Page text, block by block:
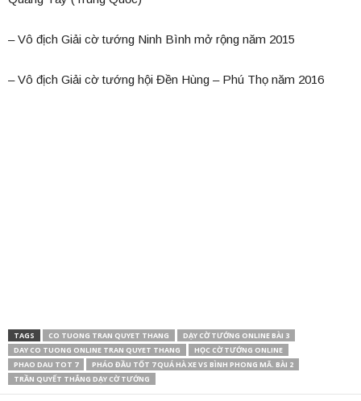
– Vô địch Giải cờ tướng Ninh Bình mở rộng năm 2015
– Vô địch Giải cờ tướng hội Đền Hùng – Phú Thọ năm 2016
TAGS CO TUONG TRAN QUYET THANG
DẠY CỜ TƯỚNG ONLINE BÀI 3
DAY CO TUONG ONLINE TRAN QUYET THANG
HỌC CỜ TƯỚNG ONLINE
PHAO DAU TOT 7
PHÁO ĐẦU TỐT 7 QUÁ HÀ XE VS BÌNH PHONG MÃ. BÀI 2
TRẦN QUYẾT THẮNG DẠY CỜ TƯỚNG